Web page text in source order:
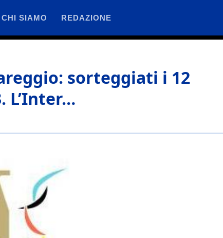
CHI SIAMO REDAZIONE
sorteggiati i 12
L’Inter…